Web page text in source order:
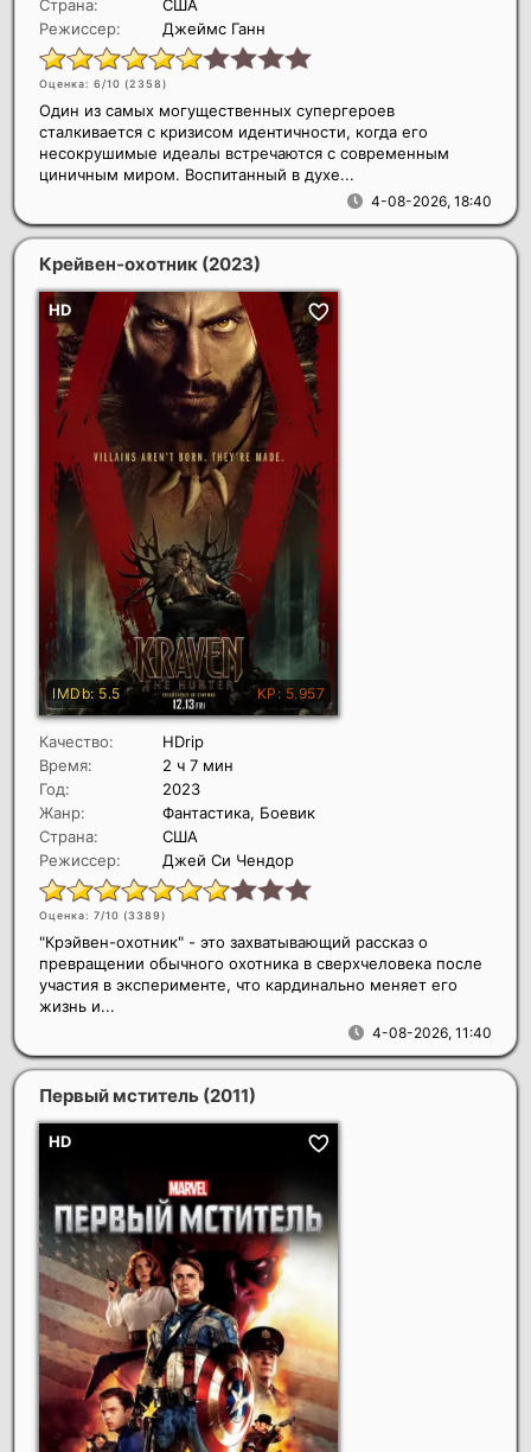
Страна:
США
Режиссер:
Джеймс Ганн
Оценка: 6/10 (2358)
4-08-2026, 18:40
Один из самых могущественных супергероев
сталкивается с кризисом идентичности, когда его
несокрушимые идеалы встречаются с современным
циничным миром. Воспитанный в духе...
Крейвен-охотник (2023)
Качество:
HDrip
Время:
2 ч 7 мин
Год:
2023
Жанр:
Фантастика, Боевик
Страна:
США
Режиссер:
Джей Си Чендор
Оценка: 7/10 (3389)
4-08-2026, 11:40
"Крэйвен-охотник" - это захватывающий рассказ о
превращении обычного охотника в сверхчеловека после
участия в эксперименте, что кардинально меняет его
жизнь и...
Первый мститель (2011)